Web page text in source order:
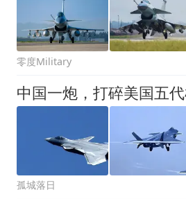
零度Military
孤城落日